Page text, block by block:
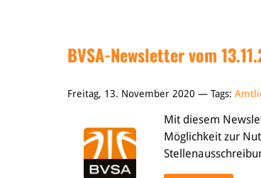
BVSA-Newsletter vom
Freitag, 13. November 2020 — Tags:
Mit diesem
Möglichkeit zur